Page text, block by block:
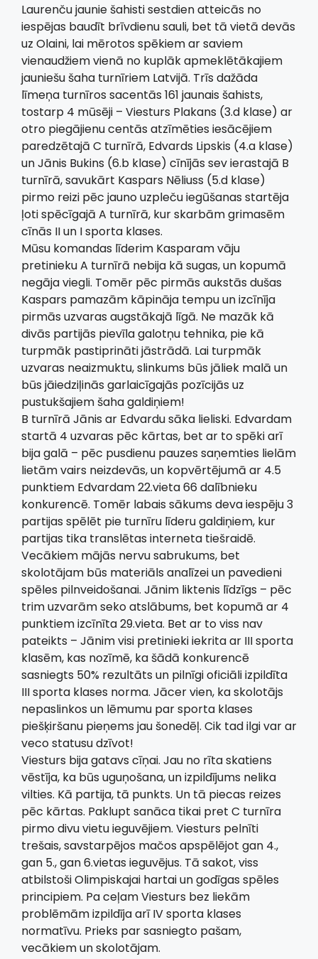
Laurenču jaunie šahisti sestdien atteicās no
iespējas baudīt brīvdienu sauli, bet tā vietā devās
uz Olaini, lai mērotos spēkiem ar saviem
vienaudžiem vienā no kuplāk apmeklētākajiem
jauniešu šaha turnīriem Latvijā. Trīs dažāda
līmeņa turnīros sacentās 161 jaunais šahists,
tostarp 4 mūsēji – Viesturs Plakans (3.d klase) ar
otro piegājienu centās atzīmēties iesācējiem
paredzētajā C turnīrā, Edvards Lipskis (4.a klase)
un Jānis Bukins (6.b klase) cīnījās sev ierastajā B
turnīrā, savukārt Kaspars Nēliuss (5.d klase)
pirmo reizi pēc jauno uzpleču iegūšanas startēja
ļoti spēcīgajā A turnīrā, kur skarbām grimasēm
cīnās II un I sporta klases.
Mūsu komandas līderim Kasparam vāju
pretinieku A turnīrā nebija kā sugas, un kopumā
negāja viegli. Tomēr pēc pirmās aukstās dušas
Kaspars pamazām kāpināja tempu un izcīnīja
pirmās uzvaras augstākajā līgā. Ne mazāk kā
divās partijās pievīla galotņu tehnika, pie kā
turpmāk pastiprināti jāstrādā. Lai turpmāk
uzvaras neaizmuktu, slinkums būs jāliek malā un
būs jāiedziļinās garlaicīgajās pozīcijās uz
pustukšajiem šaha galdiņiem!
B turnīrā Jānis ar Edvardu sāka lieliski. Edvardam
startā 4 uzvaras pēc kārtas, bet ar to spēki arī
bija galā – pēc pusdienu pauzes saņemties lielām
lietām vairs neizdevās, un kopvērtējumā ar 4.5
punktiem Edvardam 22.vieta 66 dalībnieku
konkurencē. Tomēr labais sākums deva iespēju 3
partijas spēlēt pie turnīru līderu galdiņiem, kur
partijas tika translētas interneta tiešraidē.
Vecākiem mājās nervu sabrukums, bet
skolotājam būs materiāls analīzei un pavedieni
spēles pilnveidošanai. Jānim liktenis līdzīgs – pēc
trim uzvarām seko atslābums, bet kopumā ar 4
punktiem izcīnīta 29.vieta. Bet ar to viss nav
pateikts – Jānim visi pretinieki iekrita ar III sporta
klasēm, kas nozīmē, ka šādā konkurencē
sasniegts 50% rezultāts un pilnīgi oficiāli izpildīta
III sporta klases norma. Jācer vien, ka skolotājs
nepaslinkos un lēmumu par sporta klases
piešķiršanu pieņems jau šonedēļ. Cik tad ilgi var ar
veco statusu dzīvot!
Viesturs bija gatavs cīņai. Jau no rīta skatiens
vēstīja, ka būs uguņošana, un izpildījums nelika
vilties. Kā partija, tā punkts. Un tā piecas reizes
pēc kārtas. Paklupt sanāca tikai pret C turnīra
pirmo divu vietu ieguvējiem. Viesturs pelnīti
trešais, savstarpējos mačos apspēlējot gan 4.,
gan 5., gan 6.vietas ieguvējus. Tā sakot, viss
atbilstoši Olimpiskajai hartai un godīgas spēles
principiem. Pa ceļam Viesturs bez liekām
problēmām izpildīja arī IV sporta klases
normatīvu. Prieks par sasniegto pašam,
vecākiem un skolotājam.